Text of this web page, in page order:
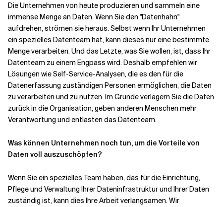
Die Unternehmen von heute produzieren und sammeln eine
immense Menge an Daten. Wenn Sie den "Datenhahn"
aufdrehen, strömen sie heraus. Selbst wenn Ihr Unternehmen
ein spezielles Datenteam hat, kann dieses nur eine bestimmte
Menge verarbeiten. Und das Letzte, was Sie wollen, ist, dass Ihr
Datenteam zu einem Engpass wird. Deshalb empfehlen wir
Lösungen wie Self-Service-Analysen, die es den für die
Datenerfassung zuständigen Personen ermöglichen, die Daten
zu verarbeiten und zu nutzen. Im Grunde verlagern Sie die Daten
zurück in die Organisation, geben anderen Menschen mehr
Verantwortung und entlasten das Datenteam.
Was können Unternehmen noch tun, um die Vorteile von
Daten voll auszuschöpfen?
Wenn Sie ein spezielles Team haben, das für die Einrichtung,
Pflege und Verwaltung Ihrer Dateninfrastruktur und Ihrer Daten
zuständig ist, kann dies Ihre Arbeit verlangsamen. Wir